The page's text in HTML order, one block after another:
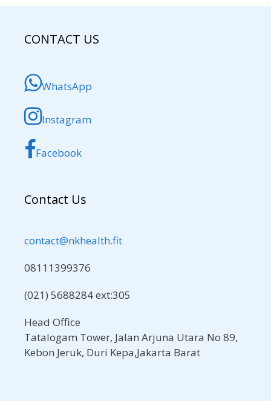
CONTACT US
WhatsApp
Instagram
Facebook
Contact Us
contact@nkhealth.fit
08111399376
(021) 5688284 ext:305
Head Office
Tatalogam Tower, Jalan Arjuna Utara No 89,
Kebon Jeruk, Duri Kepa,Jakarta Barat